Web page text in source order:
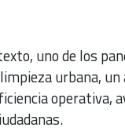
uno de los
urbana,
operativa,